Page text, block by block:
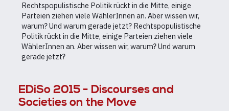
Politik
mit
der
Angst.
Zur
Wirkung
Vortrag
und
Rechtspopulistische Politik rückt in die Mitte, einige
Parteien ziehen viele WählerInnen an. Aber wissen wir,
warum? Und warum gerade jetzt? Rechtspopulistische
Politik rückt in die Mitte, einige Parteien ziehen viele
WählerInnen an. Aber wissen wir, warum? Und warum
gerade jetzt?
EDiSo 2015 - Discourses and
Societies on the Move